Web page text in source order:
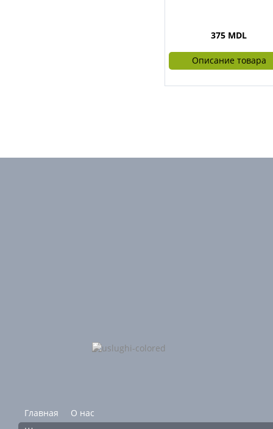
375 MDL
Описание товара
Главная
О нас